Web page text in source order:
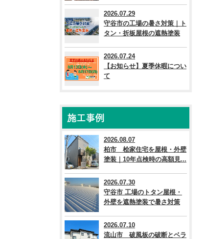
2026.07.29
守谷市の工場の暑さ対策｜ト
タン・折板屋根の遮熱塗装
2026.07.24
【お知らせ】夏季休暇につい
て
施工事例
2026.08.07
柏市 桧家住宅を屋根・外壁
塗装｜10年点検時の高額見...
2026.07.30
守谷市 工場のトタン屋根・
外壁を遮熱塗装で暑さ対策
2026.07.10
流山市 破風板の破断とベラ